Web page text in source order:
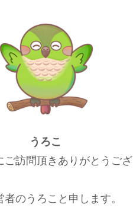
うろこ
ご訪問頂きありがとうござ
のうろこと申します。